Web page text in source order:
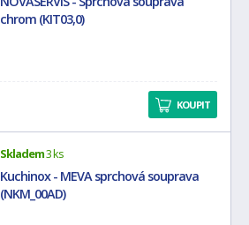
chrom (KIT03,0)
KOUPIT
Skladem3 ks
Kuchinox - MEVA sprchová souprava
(NKM_00AD)